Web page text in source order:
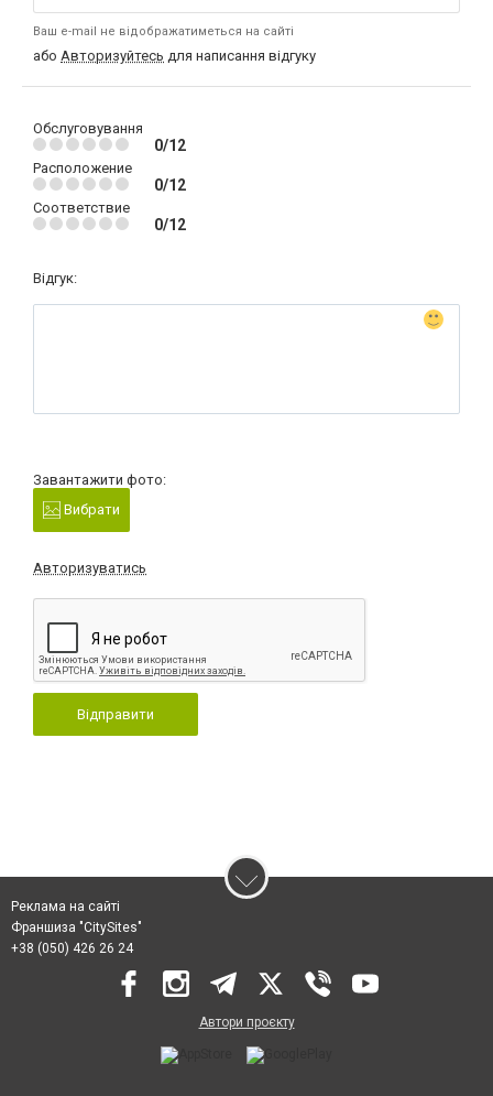
Ваш e-mail не відображатиметься на сайті
або Авторизуйтесь для написання відгуку
Обслуговування
0/12
Расположение
0/12
Соответствие
0/12
Відгук:
Завантажити фото:
Вибрати
Авторизуватись
Відправити
Реклама на сайті
Франшиза "CitySites"
+38 (050) 426 26 24
Автори проєкту